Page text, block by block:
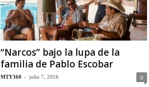
“Narcos” bajo la lupa de la
familia de Pablo Escobar
MTY360 - julio 7, 2016 0